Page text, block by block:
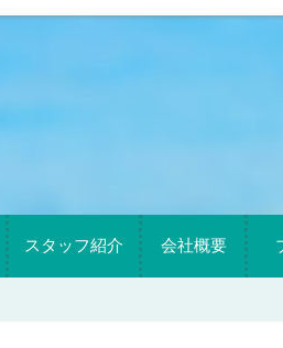
スタッフ紹介 会社概要